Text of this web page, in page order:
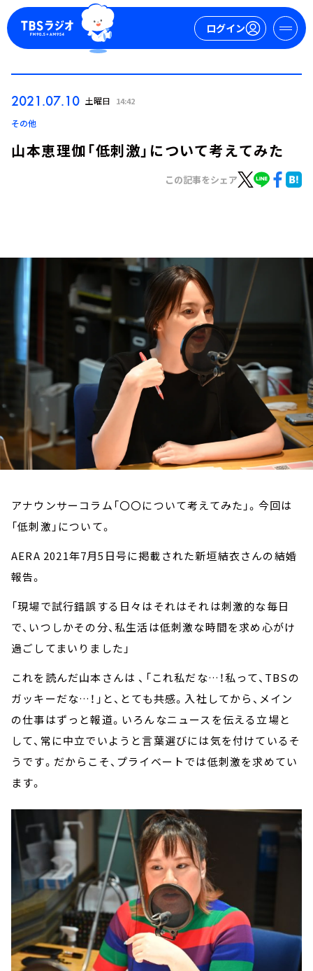
ログイン
今日の番組表
トピックス
TBS Podcast
お知らせ
イベント・グッズ
YouTube
会社情報
2021.07.10 土曜日 14:42
その他
山本恵理伽「低刺激」について考えてみた
この記事をシェア
アナウンサーコラム「〇〇について考えてみた」。今回は
「低刺激」について。
AERA 2021年7月5日号に掲載された新垣結衣さんの結婚
報告。
「現場で試行錯誤する日々はそれはそれは刺激的な毎日
で、いつしかその分、私生活は低刺激な時間を求め心がけ
過ごしてまいりました」
これを読んだ山本さんは 、「これ私だな…！私って、TBSの
ガッキーだな…！」と、とても共感。入社してから、メイン
の仕事はずっと報道。いろんなニュースを伝える立場と
して、常に中立でいようと言葉選びには気を付けているそ
うです。だからこそ、プライベートでは低刺激を求めてい
ます。